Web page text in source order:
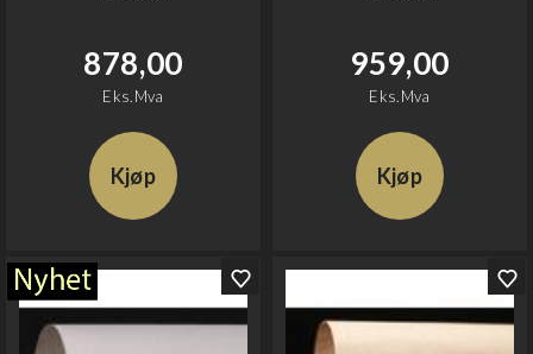
878,00
Eks.Mva
Kjøp
959,00
Eks.Mva
Kjøp